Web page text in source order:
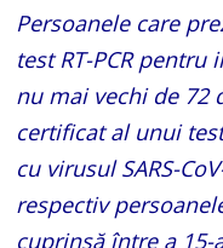
Persoanele care
test RT-PCR pentru
nu mai vechi de 72
certificat al unui
cu virusul SARS-
respectiv
cuprinsă între a 15-